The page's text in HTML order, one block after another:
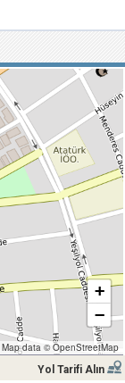
+
−
Map data ©OpenStreetMap
Yol Tarifi Alın